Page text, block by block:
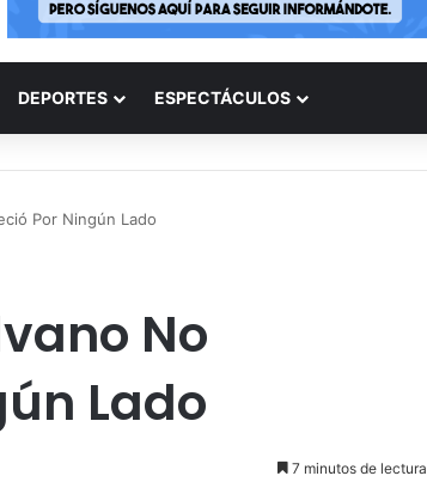
DEPORTES ESPECTÁCULOS
Por Ningún Lado
No
Lado
7 minutos de lectura